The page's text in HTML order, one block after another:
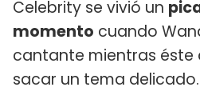
Celebrity se vivió un
momento cuando
cantante mientras
sacar un tema